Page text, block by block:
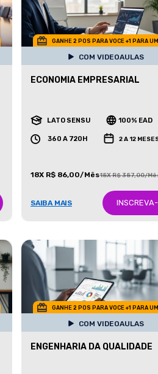
GANHE 2 POS PARA VOCE +1 PARA
COM VIDEOAULAS
ECONOMIA EMPRESARIAL
LATO SENSU 100% EAD
360 A 720H 2 A 12
18X R$ 86,00/Mês18X R$ 387,00/
SAIBA MAIS
GANHE 2 POS PARA VOCE +1 PARA
COM VIDEOAULAS
ENGENHARIA DA QUALIDADE